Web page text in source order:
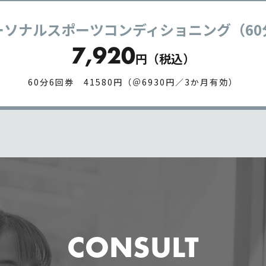
ナルスポーツコンディショニング（
7,920円（税込）
60分6回券 41580円（＠6930円／3か月有効）
CONSULT